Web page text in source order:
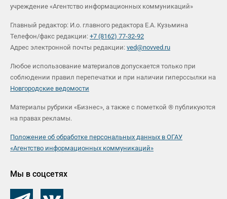
учреждение «Агентство информационных коммуникаций»
Главный редактор: И.о. главного редактора Е.А. Кузьмина
Телефон/факс редакции: +7 (8162) 77-32-92
Адрес электронной почты редакции: ved@novved.ru
Любое использование материалов допускается только при
соблюдении правил перепечатки и при наличии гиперссылки на
Новгородские ведомости
Материалы рубрики «Бизнес», а также с пометкой ® публикуются
на правах рекламы.
Положение об обработке персональных данных в ОГАУ
«Агентство информационных коммуникаций»
Мы в соцсетях